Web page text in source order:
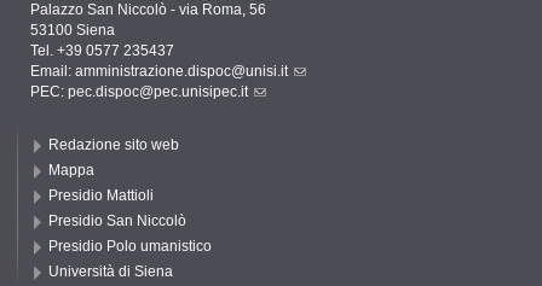
Palazzo San Niccolò - via Roma, 56
53100 Siena
Tel. +39 0577 235437
Email: amministrazione.dispoc@unisi.it
PEC: pec.dispoc@pec.unisipec.it
Redazione sito web
Mappa
Presidio Mattioli
Presidio San Niccolò
Presidio Polo umanistico
Università di Siena